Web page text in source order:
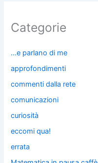
Categorie
…e parlano di me
approfondimenti
commenti dalla rete
comunicazioni
curiosità
eccomi qua!
errata